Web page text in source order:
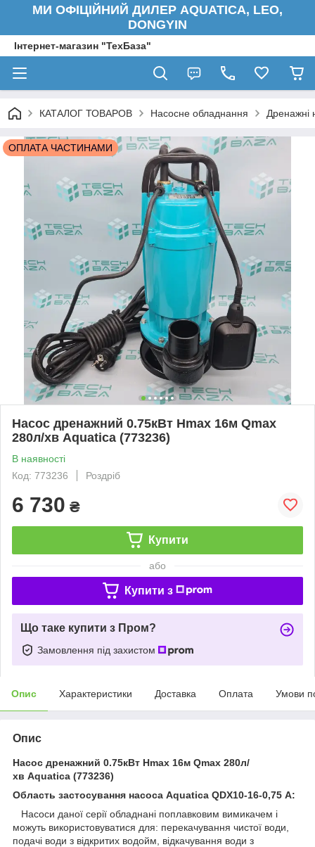
МИ ОФІЦІЙНИЙ ДИЛЕР AQUATICA, LEO,
DONGYIN
Інтернет-магазин "ТехБаза"
КАТАЛОГ ТОВАРОВ Насосне обладнання Дренажні
ОПЛАТА ЧАСТИНАМИ
Насос дренажний 0.75кВт Hmax 16м Qmax
280л/хв Aquatica (773236)
В наявності
Код: 773236
Роздріб
6 730 ₴
Купити
або
Купити з
Що таке купити з Пром?
Замовлення під захистом
Опис Характеристики Доставка Оплата Умови
Опис
Насос дренажний 0.75кВт Hmax 16м Qmax 280л/
хв Aquatica (773236)
Область застосування насоса Aquatica QDX10-16-0,75 А:
Насоси даної серії обладнані поплавковим вимикачем і
можуть використовуватися для: перекачування чистої води,
подачі води з відкритих водойм, відкачування води з